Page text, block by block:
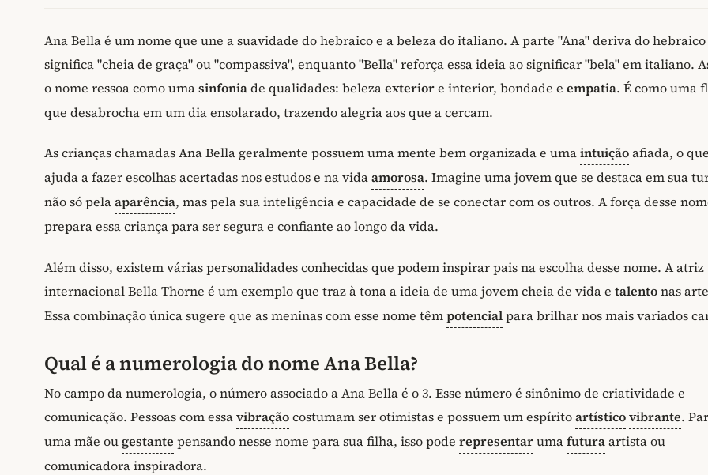
Ana Bella é um nome que une a suavidade do hebraico e a beleza do italiano. A parte "Ana" deriva do hebraico
significa "cheia de graça" ou "compassiva", enquanto "Bella" reforça essa ideia ao significar "bela" em italiano.
o nome ressoa como umasinfoniade qualidades: belezaexteriore interior, bondade e empatia. É como uma
que desabrocha em um dia ensolarado, trazendo alegria aos que a cercam.
As crianças chamadas Ana Bella geralmente possuem uma mente bem organizada e umaintuiçãoafiada, o
ajuda a fazer escolhas acertadas nos estudos e na vidaamorosa. Imagine uma jovem que se destaca em sua
não só pelaaparência, mas pela sua inteligência e capacidade de se conectar com os outros. A força desse
prepara essa criança para ser segura e confiante ao longo da vida.
Além disso, existem várias personalidades conhecidas que podem inspirar pais na escolha desse nome. A atriz
internacional Bella Thorne é um exemplo que traz à tona a ideia de uma jovem cheia de vida e talentonas
Essa combinação única sugere que as meninas com esse nome têmpotencialpara brilhar nos mais variados
Qual é a numerologia do nome Ana Bella?
No campo da numerologia, o número associado a Ana Bella é o 3. Esse número é sinônimo de criatividade e
comunicação. Pessoas com essavibraçãocostumam ser otimistas e possuem um espíritoartísticovibrante.
uma mãe ougestante pensando nesse nome para sua filha, isso pode representarumafuturaartista ou
comunicadora inspiradora.